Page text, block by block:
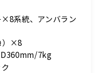
系統、アンバラン
）×8
7kg